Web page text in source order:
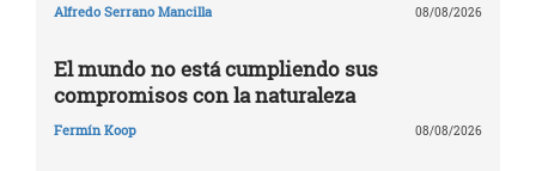
Alfredo Serrano Mancilla 08/08/2026
El mundo no está cumpliendo sus
compromisos con la naturaleza
Fermín Koop 08/08/2026